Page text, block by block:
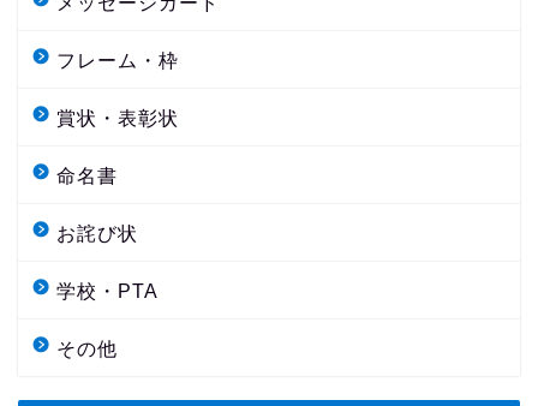
フレーム・枠
賞状・表彰状
命名書
お詫び状
学校・PTA
その他